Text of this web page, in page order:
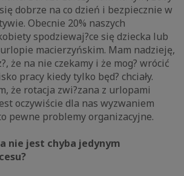
dobrze na co dzień i bezpiecznie w
Obecnie 20% naszych
spodziewaj?ce się dziecka lub
macierzyńskim. Mam nadzieję,
że na nie czekamy i że mog? wrócić
pracy kiedy tylko będ? chciały.
że rotacja zwi?zana z urlopami
oczywiście dla nas wyzwaniem
pewne problemy organizacyjne.
nie jest chyba jedynym